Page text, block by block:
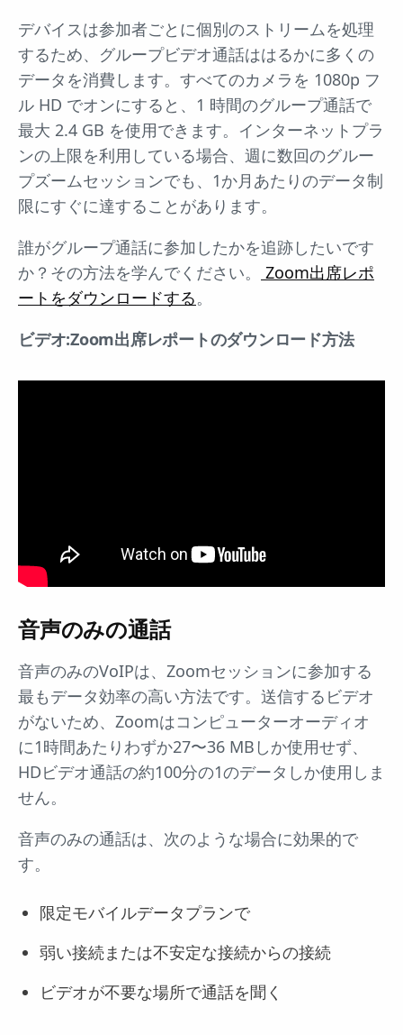
デバイスは参加者ごとに個別のストリームを処理
するため、グループビデオ通話ははるかに多くの
データを消費します。すべてのカメラを 1080p フ
ル HD でオンにすると、1 時間のグループ通話で
最大 2.4 GB を使用できます。インターネットプラ
ンの上限を利用している場合、週に数回のグルー
プズームセッションでも、1か月あたりのデータ制
限にすぐに達することがあります。
誰がグループ通話に参加したかを追跡したいです
か？その方法を学んでください。
Zoom出席レポ
ートをダウンロードする。
ビデオ:Zoom出席レポートのダウンロード方法
音声のみの通話
音声のみのVoIPは、Zoomセッションに参加する
最もデータ効率の高い方法です。送信するビデオ
がないため、Zoomはコンピューターオーディオ
に1時間あたりわずか27〜36 MBしか使用せず、
HDビデオ通話の約100分の1のデータしか使用しま
せん。
音声のみの通話は、次のような場合に効果的で
す。
限定モバイルデータプランで
弱い接続または不安定な接続からの接続
ビデオが不要な場所で通話を聞く